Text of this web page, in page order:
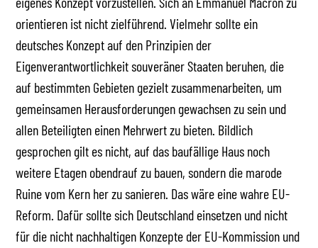
orientieren ist nicht zielführend. Vielmehr sollte ein
deutsches Konzept auf den Prinzipien der
Eigenverantwortlichkeit souveräner Staaten beruhen, die
auf bestimmten Gebieten gezielt zusammenarbeiten, um
gemeinsamen Herausforderungen gewachsen zu sein und
allen Beteiligten einen Mehrwert zu bieten. Bildlich
gesprochen gilt es nicht, auf das baufällige Haus noch
weitere Etagen obendrauf zu bauen, sondern die marode
Ruine vom Kern her zu sanieren. Das wäre eine wahre EU-
Reform. Dafür sollte sich Deutschland einsetzen und nicht
für die nicht nachhaltigen Konzepte der EU-Kommission und